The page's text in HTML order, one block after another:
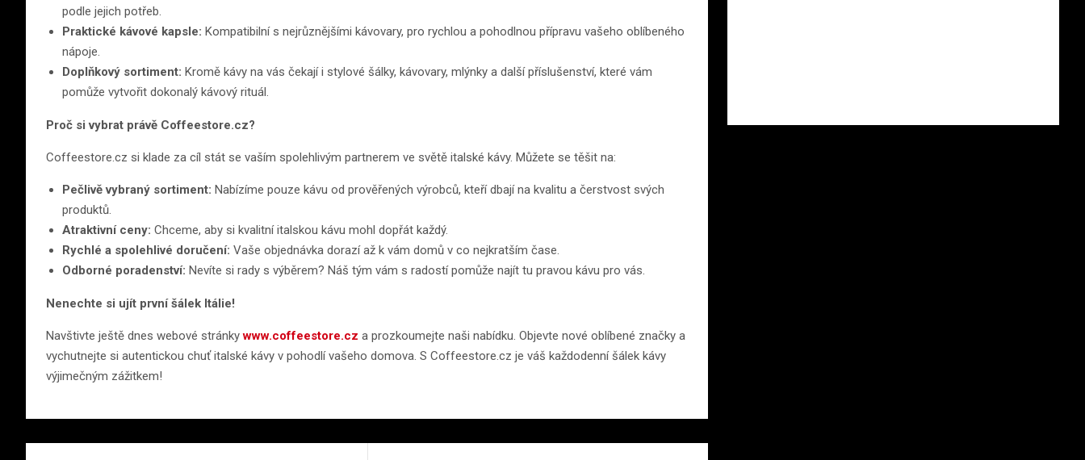
podle jejich potřeb.
Praktické kávové kapsle: Kompatibilní s nejrůznějšími kávovary, pro rychlou a pohodlnou přípravu vašeho oblíbeného
nápoje.
Doplňkový sortiment: Kromě kávy na vás čekají i stylové šálky, kávovary, mlýnky a další příslušenství, které vám
pomůže vytvořit dokonalý kávový rituál.
Proč si vybrat právě Coffeestore.cz?
Coffeestore.cz si klade za cíl stát se vaším spolehlivým partnerem ve světě italské kávy. Můžete se těšit na:
Pečlivě vybraný sortiment: Nabízíme pouze kávu od prověřených výrobců, kteří dbají na kvalitu a čerstvost svých
produktů.
Atraktivní ceny: Chceme, aby si kvalitní italskou kávu mohl dopřát každý.
Rychlé a spolehlivé doručení: Vaše objednávka dorazí až k vám domů v co nejkratším čase.
Odborné poradenství: Nevíte si rady s výběrem? Náš tým vám s radostí pomůže najít tu pravou kávu pro vás.
Nenechte si ujít první šálek Itálie!
Navštivte ještě dnes webové stránkywww.coffeestore.cz a prozkoumejte naši nabídku. Objevte nové oblíbené značky a
vychutnejte si autentickou chuť italské kávy v pohodlí vašeho domova. S Coffeestore.cz je váš každodenní šálek kávy
výjimečným zážitkem!